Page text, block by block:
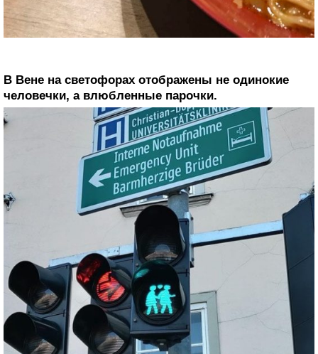
В Вене на светофорах отображены не одинокие
человечки, а влюбленные парочки.